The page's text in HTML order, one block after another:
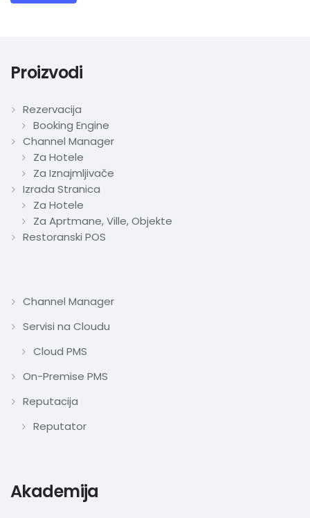
Proizvodi
Rezervacija
Booking Engine
Channel Manager
Za Hotele
Za Iznajmljivače
Izrada Stranica
Za Hotele
Za Aprtmane, Ville, Objekte
Restoranski POS
Channel Manager
Servisi na Cloudu
Cloud PMS
On-Premise PMS
Reputacija
Reputator
Akademija